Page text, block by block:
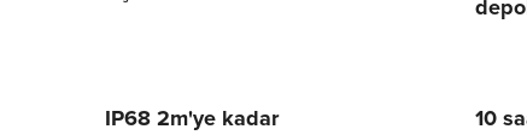
IP68 2m'ye kadar
10